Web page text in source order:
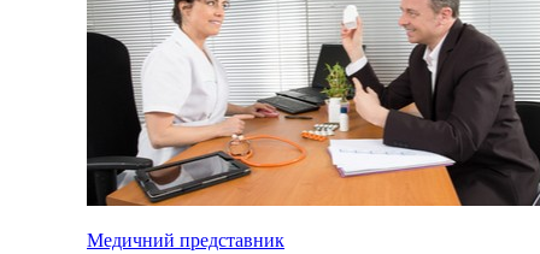
Медичний представник